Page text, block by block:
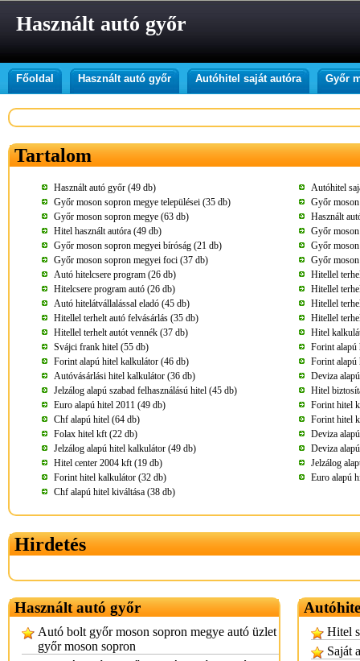
Használt autó győr
Főoldal Használt autó győr Autóhitel saját autóra Győr
Tartalom
Használt autó győr (49 db)
Autóhitel
Győr moson sopron megye települései (35 db)
Győr
Győr moson sopron megye (63 db)
Használt
Hitel használt autóra (49 db)
Győr
Győr moson sopron megyei bíróság (21 db)
Győr
Győr moson sopron megyei foci (37 db)
Győr
Autó hitelcsere program (26 db)
Hitellel
Hitelcsere program autó (26 db)
Hitellel
Autó hitelátvállalással eladó (45 db)
Hitellel
Hitellel terhelt autó felvásárlás (35 db)
Hitellel
Hitellel terhelt autót vennék (37 db)
Hitel
Svájci frank hitel (55 db)
Forint alapú
Forint alapú hitel kalkulátor (46 db)
Forint alapú
Autóvásárlási hitel kalkulátor (36 db)
Deviza
Jelzálog alapú szabad felhasználású hitel (45 db)
Hitel
Euro alapú hitel 2011 (49 db)
Forint hitel
Chf alapú hitel (64 db)
Forint hitel
Folax hitel kft (22 db)
Deviza
Jelzálog alapú hitel kalkulátor (49 db)
Deviza
Hitel center 2004 kft (19 db)
Jelzálog
Forint hitel kalkulátor (32 db)
Euro alapú
Chf alapú hitel kiváltása (38 db)
Hirdetés
Használt autó győr
Autó bolt győr moson sopron megye autó üzlet
győr moson sopron
Hitel
Saját